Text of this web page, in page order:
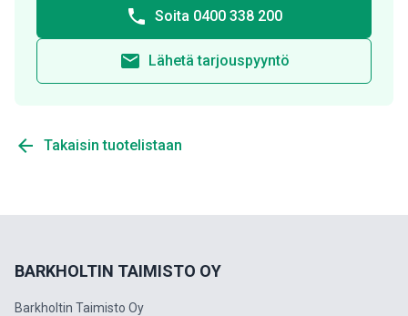
phone Soita 0400 338 200
email Lähetä tarjouspyyntö
arrow_back Takaisin tuotelistaan
BARKHOLTIN TAIMISTO OY
Barkholtin Taimisto Oy